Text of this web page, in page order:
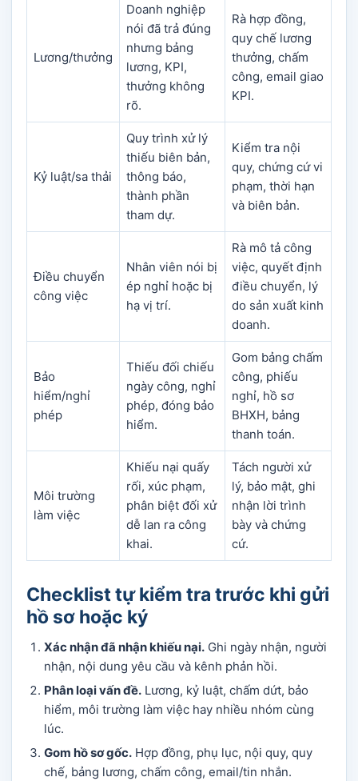
Lương/thưởng
Doanh nghiệp
nói đã trả đúng
nhưng bảng
lương, KPI,
thưởng không
rõ.
Rà hợp đồng,
quy chế lương
thưởng, chấm
công, email giao
KPI.
Kỷ luật/sa thải
Quy trình xử lý
thiếu biên bản,
thông báo,
thành phần
tham dự.
Kiểm tra nội
quy, chứng cứ vi
phạm, thời hạn
và biên bản.
Điều chuyển
công việc
Nhân viên nói bị
ép nghỉ hoặc bị
hạ vị trí.
Rà mô tả công
việc, quyết định
điều chuyển, lý
do sản xuất kinh
doanh.
Bảo
hiểm/nghỉ
phép
Thiếu đối chiếu
ngày công, nghỉ
phép, đóng bảo
hiểm.
Gom bảng chấm
công, phiếu
nghỉ, hồ sơ
BHXH, bảng
thanh toán.
Môi trường
làm việc
Khiếu nại quấy
rối, xúc phạm,
phân biệt đối xử
dễ lan ra công
khai.
Tách người xử
lý, bảo mật, ghi
nhận lời trình
bày và chứng
cứ.
Checklist tự kiểm tra trước khi gửi
hồ sơ hoặc ký
Xác nhận đã nhận khiếu nại. Ghi ngày nhận, người
nhận, nội dung yêu cầu và kênh phản hồi.
Phân loại vấn đề. Lương, kỷ luật, chấm dứt, bảo
hiểm, môi trường làm việc hay nhiều nhóm cùng
lúc.
Gom hồ sơ gốc. Hợp đồng, phụ lục, nội quy, quy
chế, bảng lương, chấm công, email/tin nhắn.